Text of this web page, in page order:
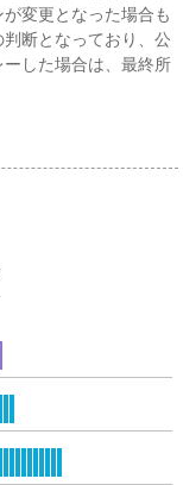
変更となった場合も
断となっており、公
した場合は、最終所